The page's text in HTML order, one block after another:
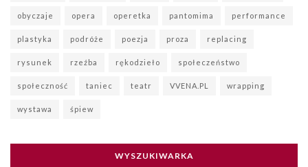
obyczaje opera operetka pantomima performance
plastyka podróże poezja proza replacing
rysunek rzeźba rękodzieło społeczeństwo
społeczność taniec teatr VVENA.PL wrapping
wystawa śpiew
WYSZUKIWARKA